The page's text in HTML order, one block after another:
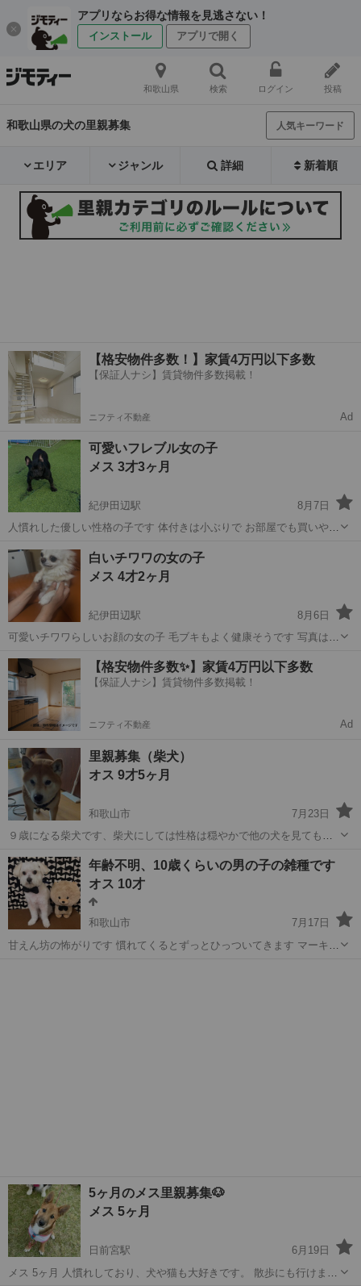
アプリならお得な情報を見逃さない！
インストール アプリで開く
和歌山県 検索 ログイン 投稿
和歌山県の犬の里親募集 人気キーワード
エリア ジャンル 詳細 新着順
【格安物件多数！】家賃4万円以下多数
【保証人ナシ】賃貸物件多数掲載！
ニフティ不動産 Ad
可愛いフレブル女の子
メス 3才3ヶ月
紀伊田辺駅
8月7日
人慣れした優しい性格の子です 体付きは小ぶりで お部屋でも買いやす
常なしと言われます その他特に問題ありません
和歌山 田辺市 その他
白いチワワの女の子
メス 4才2ヶ月
紀伊田辺駅
8月6日
可愛いチワワらしいお顔の女の子 毛ブキもよく健康そうです 写真は緊
かります ワクチン摂取 駆虫もしています ワクチンも定期的に摂取し
て その際健康診断も受け...
和歌山 田辺市 紀伊田辺駅 チワワ ワクチン
【格安物件多数✨】家賃4万円以下多数
【保証人ナシ】賃貸物件多数掲載！
ニフティ不動産 Ad
里親募集（柴犬）
オス 9才5ヶ月
和歌山市
7月23日
９歳になる柴犬です、柴犬にしては性格は穏やかで他の犬を見ても吠
度見てもらって触れて頂けたらと思います。 特に疾患はございませ
ん、ただ柴犬にありがちな症状です...
和歌山 和歌山市 犬 9歳
年齢不明、10歳くらいの男の子の雑種です
オス 10才
和歌山市
7月17日
甘えん坊の怖がりです 慣れてくるとずっとひっついてきます マーキン
5ヶ月のメス里親募集🐶
メス 5ヶ月
日前宮駅
6月19日
メス 5ヶ月 人慣れしており、犬や猫も大好きです。 散歩にも行けます